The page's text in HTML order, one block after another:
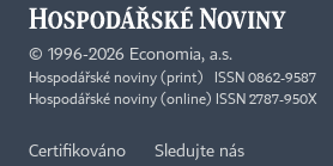
© 1996-2026 Economia, a.s.
Hospodářské noviny (print) ISSN 0862-9587
Hospodářské noviny (online) ISSN 2787-950X
Certifikováno Sledujte nás